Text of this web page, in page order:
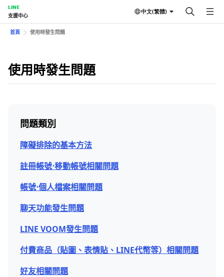
LINE
支援中心
中文(繁體)
首頁 使用時發生問題
使用時發生問題
問題類別
障礙排除的基本方法
註冊帳號⋅移動帳號相關問題
帳號⋅個人檔案相關問題
聊天功能發生問題
LINE VOOM發生問題
付費商品（貼圖、表情貼、LINE代幣等）相關問題
好友相關問題